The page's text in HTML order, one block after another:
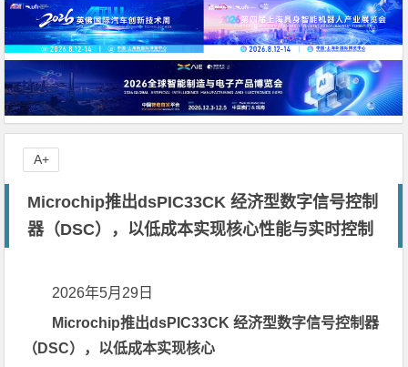
Microchip推出dsPIC33CK 经济型数字信号控制
器（DSC），以低成本实现核心性能与实时控制
2026年5月29日
Microchip推出dsPIC33CK 经济型数字信号控制器
（DSC），以低成本实现核心
A+